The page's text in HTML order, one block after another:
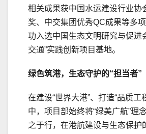
相关成果获中国水运建设行业协
奖、中交集团优秀QC成果等多
功入选中国生态文明研究与促进
交通”实践创新项目基地。
绿色筑港，生态守护的“担当者”
在建设“世界大港”、打造“品质工
中，项目部始终将“绿美广航”理
之于行，在港航建设与生态保护